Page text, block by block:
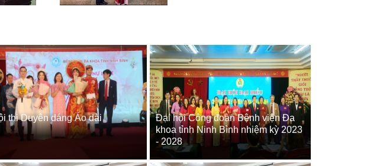
thi Duyên dáng Áo dài
Đại hội Công đoàn Bệnh viện Đa
khoa tỉnh Ninh Bình nhiệm kỳ 2023
- 2028